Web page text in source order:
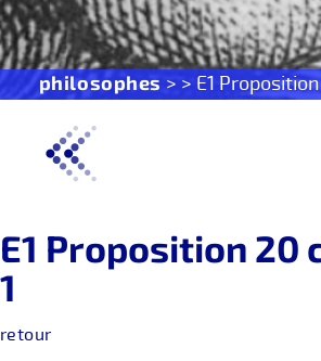
philosophes > > E1
E1 Proposition 20
1
retour